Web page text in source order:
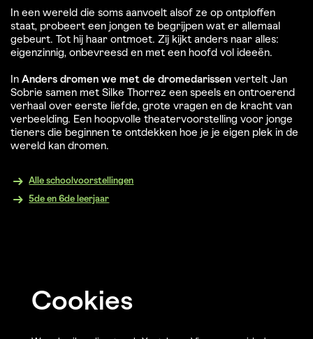
In een wereld die soms aanvoelt alsof ze op ontploffen
staat, probeert een jongen te begrijpen wat er allemaal
gebeurt. Tot hij haar ontmoet. Zij kijkt anders naar alles:
eigenzinnig, onbevreesd en met een hoofd vol ideeën.
In Anders dromen we met de dromedarissen vertelt Jan
Sobrie samen met Silke Thorrez een speels en ontroerend
verhaal over eerste liefde, grote vragen en de kracht van
verbeelding. Een hoopvolle theatervoorstelling voor jonge
tieners die beginnen te ontdekken hoe je je eigen plek in de
wereld kan dromen.
Alle schoolvoorstellingen
5de en 6de leerjaar
Cookies
Inzoomen